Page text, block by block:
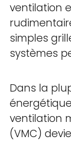
ventilation
simples
systèmes
Dans la
ventilation
(VMC)